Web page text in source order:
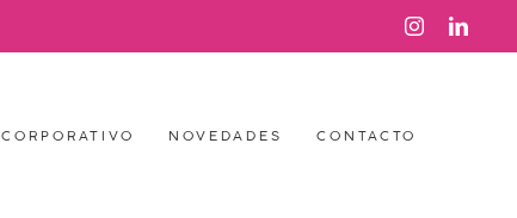
Instagram
CORPORATIVO NOVEDADES CONTACTO